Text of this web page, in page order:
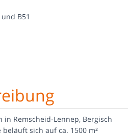
B51
Remscheid-Lennep, Bergisch
sich auf ca. 1500 m²